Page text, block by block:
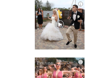
i
i